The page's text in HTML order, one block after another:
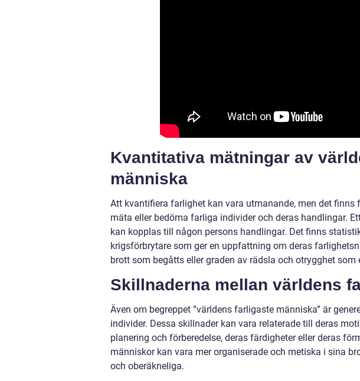
Kvantitativa mätningar av
människa
Att kvantifiera farlighet kan vara utmanande, men det
mäta eller bedöma farliga individer och deras handlingar.
kan kopplas till någon persons handlingar. Det finns
krigsförbrytare som ger en uppfattning om deras
brott som begåtts eller graden av rädsla och otrygghet
Skillnaderna mellan världens
Även om begreppet ”världens farligaste människa” är
individer. Dessa skillnader kan vara relaterade till deras
planering och förberedelse, deras färdigheter eller deras
människor kan vara mer organiserade och metiska i sina
och oberäkneliga.